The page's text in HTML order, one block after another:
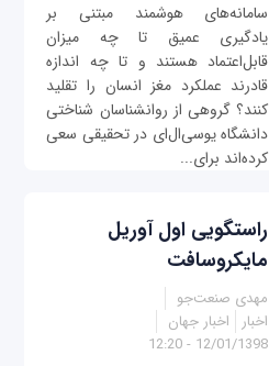
سامانه‌های هوشمند مبتنی بر
یادگیری عمیق تا چه میزان
قابل‌اعتماد هستند و تا چه اندازه
قادرند عملکرد مغز انسان را تقلید
کنند؟ گروهی از روانشناسان شناختی
دانشگاه یو‌سی‌ال‌ای در تحقیقی سعی
کرده‌اند برای...
راستگویی اول آوریل
مایکروسافت
مهدی صنعت‌جو
اخبار
اخبار جهان
12/01/1398 - 12:20